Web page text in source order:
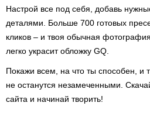
Настрой все под себя, добавь
деталями. Больше 700 готовых
кликов – и твоя обычная
легко украсит обложку GQ.
Покажи всем, на что ты способен, и
не останутся незамеченными.
сайта и начинай творить!